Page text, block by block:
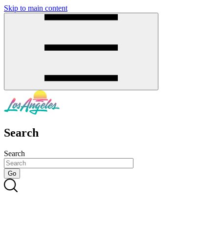
Skip to main content
Search
Search